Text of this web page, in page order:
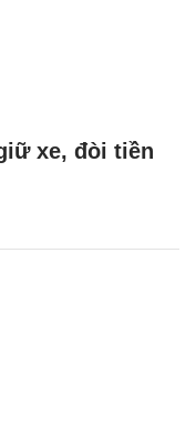
xe, đòi tiền